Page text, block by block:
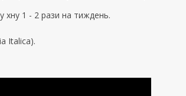
хну 1 - 2 рази на тиждень.
Italica).